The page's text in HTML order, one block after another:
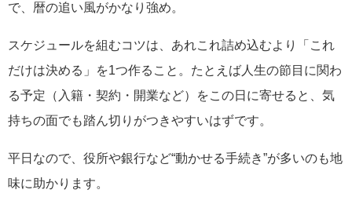
で、暦の追い風がかなり強め。
スケジュールを組むコツは、あれこれ詰め込むより「これ
だけは決める」を1つ作ること。たとえば人生の節目に関わ
る予定（入籍・契約・開業など）をこの日に寄せると、気
持ちの面でも踏ん切りがつきやすいはずです。
平日なので、役所や銀行など“動かせる手続き”が多いのも地
味に助かります。